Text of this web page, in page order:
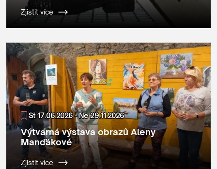
Zjistit více
St 17.06.2026 - Ne 29.11.2026
Výtvarná výstava obrazů Aleny
Manďákové
Zjistit více